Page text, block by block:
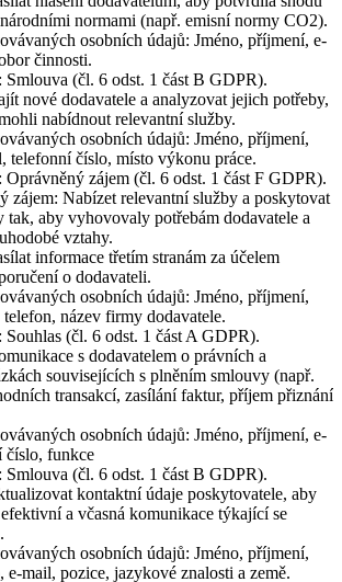
normami (např. emisní normy CO2).
osobních údajů: Jméno, příjmení, e-
činnosti.
Smlouva (čl. 6 odst. 1 část B GDPR).
nové dodavatele a analyzovat jejich potřeby,
nabídnout relevantní služby.
osobních údajů: Jméno, příjmení,
telefonní číslo, místo výkonu práce.
Oprávněný zájem (čl. 6 odst. 1 část F GDPR).
zájem: Nabízet relevantní služby a poskytovat
tak, aby vyhovovaly potřebám dodavatele a
vztahy.
informace třetím stranám za účelem
o dodavateli.
osobních údajů: Jméno, příjmení,
název firmy dodavatele.
Souhlas (čl. 6 odst. 1 část A GDPR).
s dodavatelem o právních a
souvisejících s plněním smlouvy (např.
transakcí, zasílání faktur, příjem přiznání
osobních údajů: Jméno, příjmení, e-
číslo, funkce
Smlouva (čl. 6 odst. 1 část B GDPR).
kontaktní údaje poskytovatele, aby
a včasná komunikace týkající se
osobních údajů: Jméno, příjmení,
e-mail, pozice, jazykové znalosti a země.